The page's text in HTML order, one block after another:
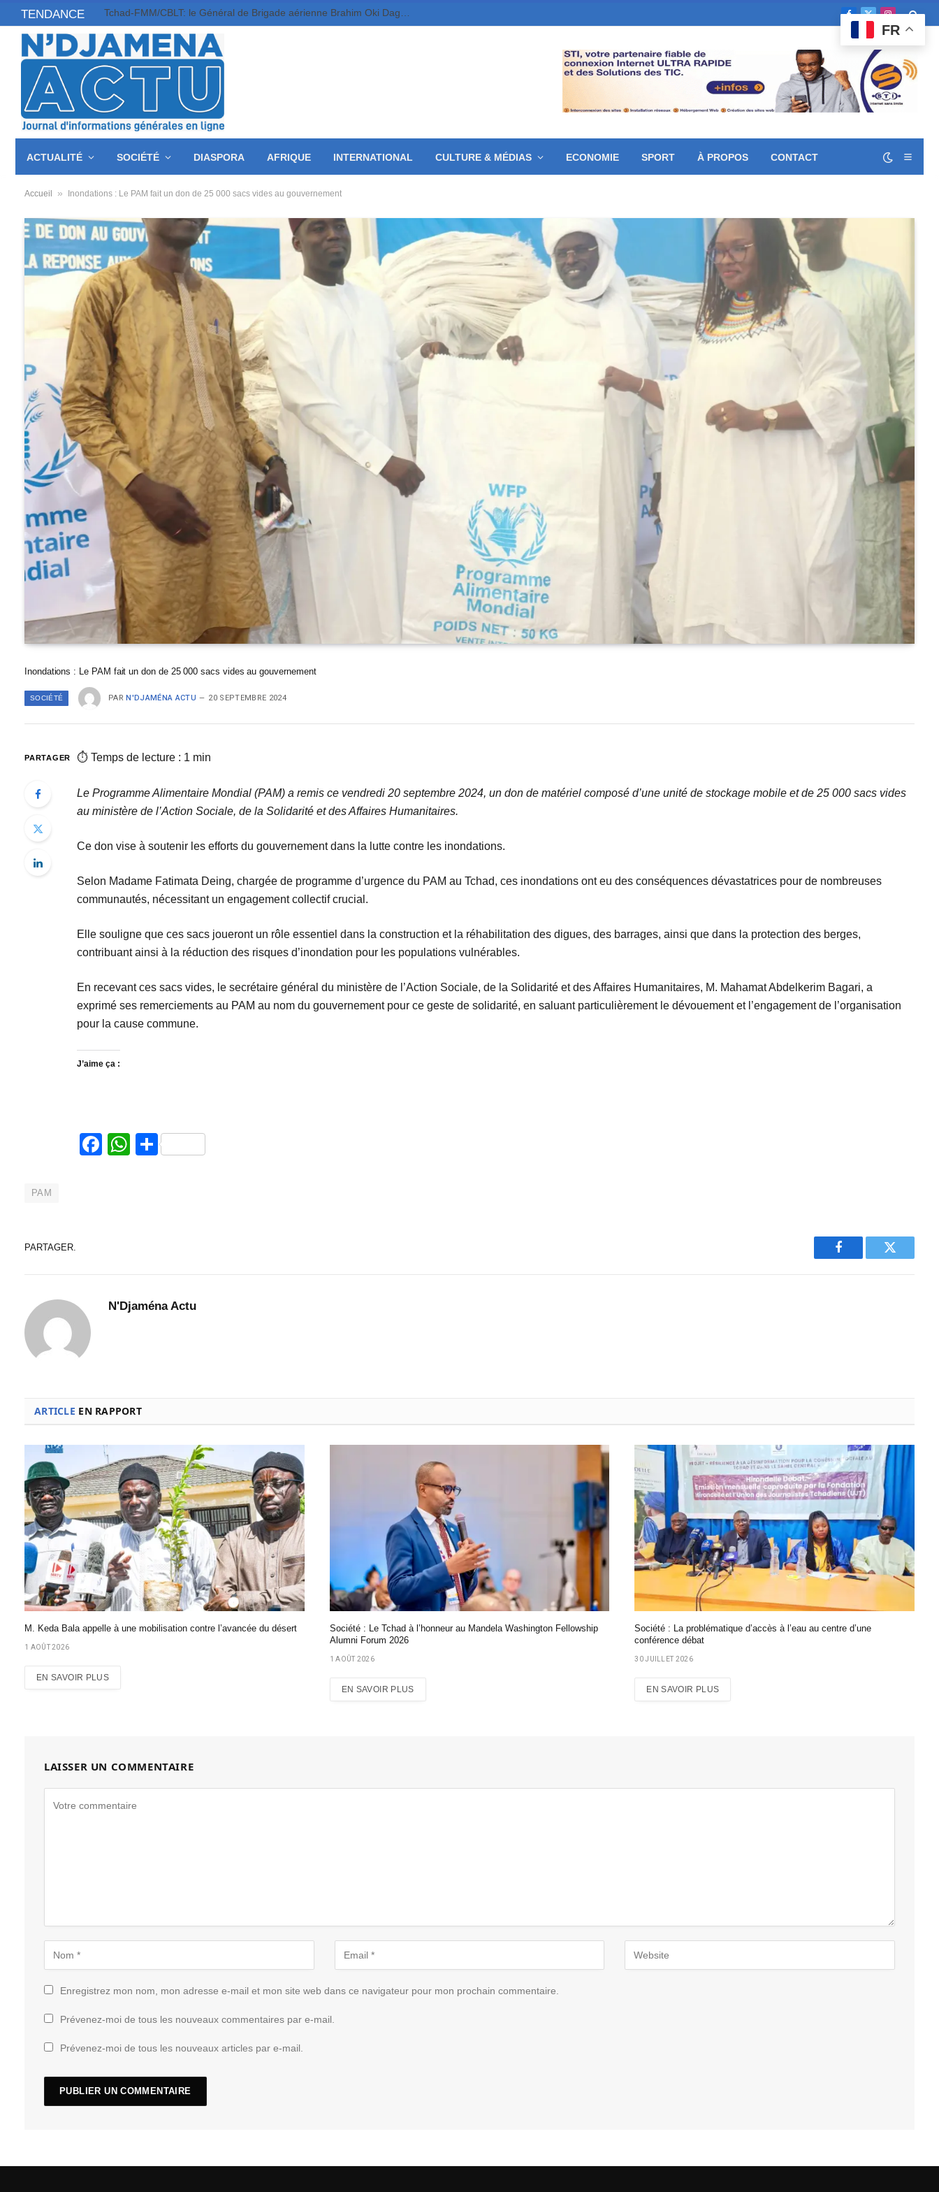
TENDANCE Tchad-FMM/CBLT: le Général de Brigade aérienne Brahim Oki Dagache prend la relève du Général Djonkep Frédéric.
Facebook
X
(Twitter)
ACTUALITÉ SOCIÉTÉ DIASPORA AFRIQUE INTERNATIONAL CULTURE & MÉDIAS ECONOMIE SPORT À PROPOS CONTACT
Accueil » Inondations : Le PAM fait un don de 25 000 sacs vides au gouvernement
Inondations : Le PAM fait un don de 25 000 sacs vides au gouvernement
SOCIÉTÉ PAR N'DJAMÉNA ACTU 20 SEPTEMBRE 2024
PARTAGER ⏱ Temps de lecture : 1 min
Le Programme Alimentaire Mondial (PAM) a remis ce vendredi 20 septembre 2024, un don de matériel composé d’une unité de stockage mobile et de 25 000 sacs vides
au ministère de l’Action Sociale, de la Solidarité et des Affaires Humanitaires.
Ce don vise à soutenir les efforts du gouvernement dans la lutte contre les inondations.
Selon Madame Fatimata Deing, chargée de programme d’urgence du PAM au Tchad, ces inondations ont eu des conséquences dévastatrices pour de nombreuses
communautés, nécessitant un engagement collectif crucial.
Elle souligne que ces sacs joueront un rôle essentiel dans la construction et la réhabilitation des digues, des barrages, ainsi que dans la protection des berges,
contribuant ainsi à la réduction des risques d’inondation pour les populations vulnérables.
En recevant ces sacs vides, le secrétaire général du ministère de l’Action Sociale, de la Solidarité et des Affaires Humanitaires, M. Mahamat Abdelkerim Bagari, a
exprimé ses remerciements au PAM au nom du gouvernement pour ce geste de solidarité, en saluant particulièrement le dévouement et l’engagement de l’organisation
pour la cause commune.
J’aime ça :
Facebook
WhatsApp
Partager
PAM
PARTAGER.
Facebook Twitter
N'Djaména Actu
ARTICLE EN RAPPORT
M. Keda Bala appelle à une mobilisation contre l’avancée du désert
1 AOÛT 2026
EN SAVOIR PLUS
Société : Le Tchad à l’honneur au Mandela Washington Fellowship
Alumni Forum 2026
1 AOÛT 2026
EN SAVOIR PLUS
Société : La problématique d’accès à l’eau au centre d’une
conférence débat
30 JUILLET 2026
EN SAVOIR PLUS
LAISSER UN COMMENTAIRE
Enregistrez mon nom, mon adresse e-mail et mon site web dans ce navigateur pour mon prochain commentaire.
Prévenez-moi de tous les nouveaux commentaires par e-mail.
Prévenez-moi de tous les nouveaux articles par e-mail.
FR